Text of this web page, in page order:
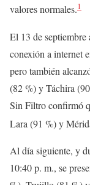
valores normales.1
El 13 de septiembre
conexión a internet
pero también
(82 %) y Táchira
Sin Filtro confirmó
Lara (91 %) y
Al día siguiente, y
10:40 p. m., se